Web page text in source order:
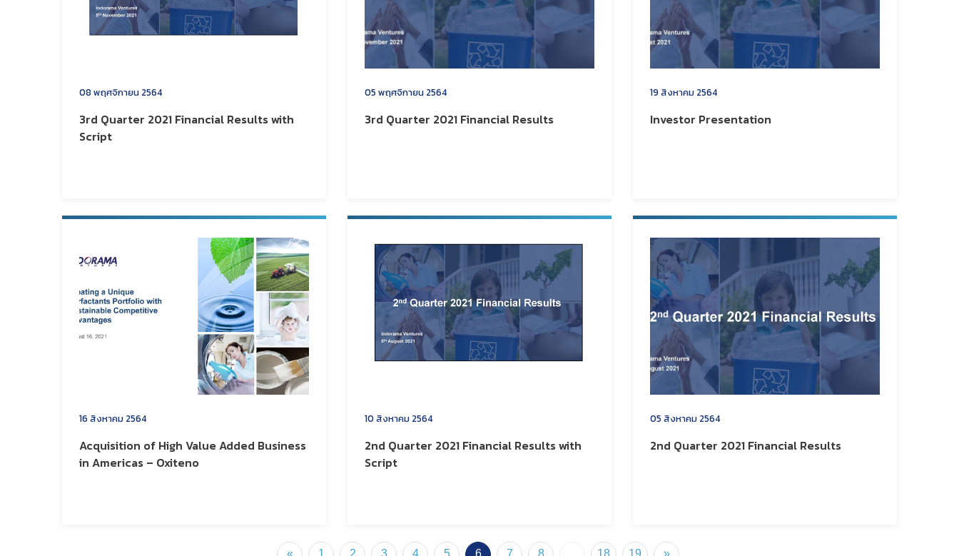
08 พฤศจิกายน 2564
3rd Quarter 2021 Financial Results with
Script
05 พฤศจิกายน 2564
3rd Quarter 2021 Financial Results
19 สิงหาคม 2564
Investor Presentation
16 สิงหาคม 2564
Acquisition of High Value Added Business
in Americas – Oxiteno
10 สิงหาคม 2564
2nd Quarter 2021 Financial Results with
Script
05 สิงหาคม 2564
2nd Quarter 2021 Financial Results
« 1 2 3 4 5 6 7 8 18 19 »